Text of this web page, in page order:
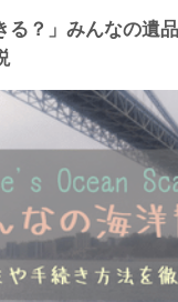
る？」みんなの遺